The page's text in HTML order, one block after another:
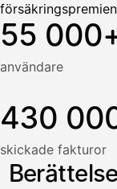
55
användare
430
skickade fakturor